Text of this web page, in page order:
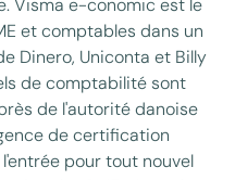
Visma e-conomic est le
et comptables dans un
Dinero, Uniconta et Billy
de comptabilité sont
de l'autorité danoise
de certification
pour tout nouvel